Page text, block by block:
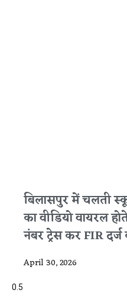
बिलासपुर में चलती
का वीडियो वायरल
नंबर ट्रेस कर FIR दर्ज
April 30, 2026